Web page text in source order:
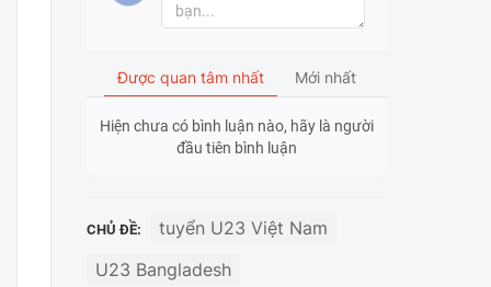
Được quan tâm nhất Mới nhất
Hiện chưa có bình luận nào, hãy là người
đầu tiên bình luận
CHỦ ĐỀ:
tuyển U23 Việt Nam
U23 Bangladesh